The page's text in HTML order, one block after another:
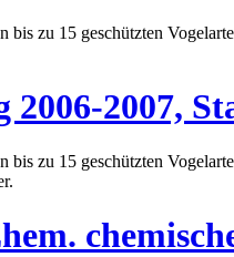
bis zu 15 geschützten
2007,
bis zu 15 geschützten